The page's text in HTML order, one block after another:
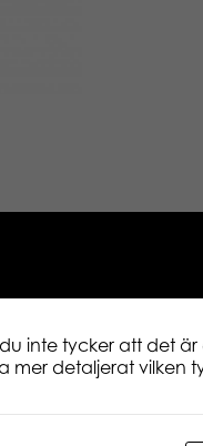
inte tycker att det
mer detaljerat vilken